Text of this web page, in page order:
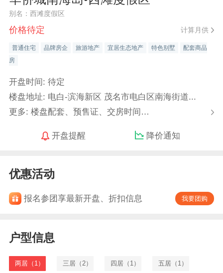
别名：西滩度假区
价格待定 计算月供
普通住宅 品牌房企 旅游地产 宜居生态地产 特色别墅
配套商品
房
开盘时间: 待定
楼盘地址: 电白-滨海新区 茂名市电白区南海街道...
更多: 楼盘配套、预售证、交房时间…
开盘提醒 降价通知
优惠活动
报名参团享最新开盘、折扣信息 我要团购
户型信息
两居（1） 三居（2） 四居（1） 五居（1）